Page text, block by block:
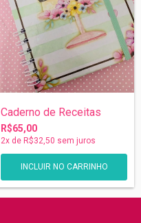
Caderno de Receitas
R$65,00
2x de R$32,50 sem juros
INCLUIR NO CARRINHO